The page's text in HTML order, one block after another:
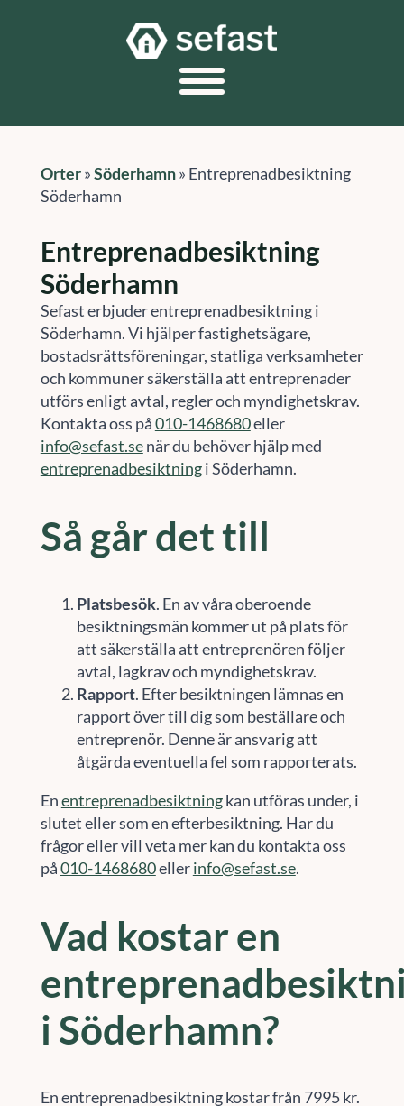
Orter»Söderhamn» Entreprenadbesiktning
Söderhamn
Entreprenadbesiktning
Söderhamn
Sefast erbjuder entreprenadbesiktning i
Söderhamn. Vi hjälper fastighetsägare,
bostadsrättsföreningar, statliga verksamheter
och kommuner säkerställa att entreprenader
utförs enligt avtal, regler och myndighetskrav.
Kontakta oss på010-1468680eller
info@sefast.senär du behöver hjälp med
entreprenadbesiktningi Söderhamn.
Så går det till
Platsbesök. En av våra oberoende
besiktningsmän kommer ut på plats för
att säkerställa att entreprenören följer
avtal, lagkrav och myndighetskrav.
Rapport. Efter besiktningen lämnas en
rapport över till dig som beställare och
entreprenör. Denne är ansvarig att
åtgärda eventuella fel som rapporterats.
Enentreprenadbesiktningkan utföras under, i
slutet eller som en efterbesiktning. Har du
frågor eller vill veta mer kan du kontakta oss
på010-1468680ellerinfo@sefast.se.
Vad kostar en
i Söderhamn?
En entreprenadbesiktning kostar från 7995 kr.